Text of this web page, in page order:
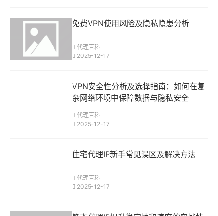
免费VPN使用风险及隐私隐患分析
代理百科
2025-12-17
VPN安全性分析及选择指南：如何在复
杂网络环境中保障数据与隐私安全
代理百科
2025-12-17
住宅代理IP新手常见误区及解决方法
代理百科
2025-12-17